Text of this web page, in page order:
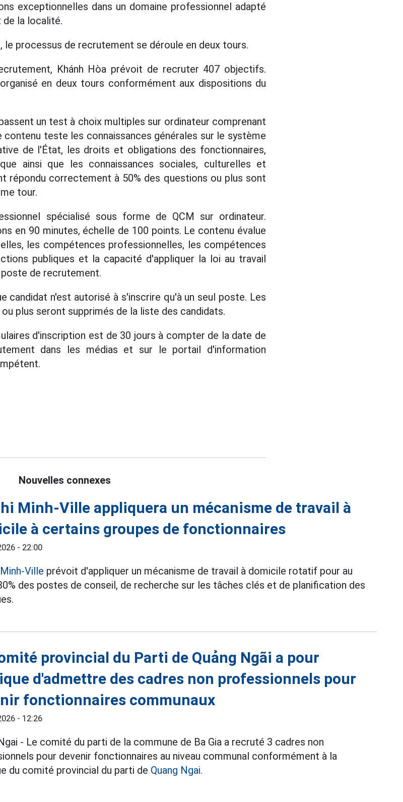
exceptionnelles dans un domaine professionnel adapté
de la localité.
processus de recrutement se déroule en deux tours.
Khánh Hòa prévoit de recruter 407 objectifs.
en deux tours conformément aux dispositions du
un test à choix multiples sur ordinateur comprenant
contenu teste les connaissances générales sur le système
de l'État, les droits et obligations des fonctionnaires,
ainsi que les connaissances sociales, culturelles et
répondu correctement à 50% des questions ou plus sont
tour.
spécialisé sous forme de QCM sur ordinateur.
en 90 minutes, échelle de 100 points. Le contenu évalue
les compétences professionnelles, les compétences
publiques et la capacité d'appliquer la loi au travail
de recrutement.
candidat n'est autorisé à s'inscrire qu'à un seul poste. Les
plus seront supprimés de la liste des candidats.
d'inscription est de 30 jours à compter de la date de
dans les médias et sur le portail d'information
Nouvelles connexes
Minh-Ville appliquera un mécanisme de travail à
à certains groupes de fonctionnaires
- 22:00
Ville prévoit d'appliquer un mécanisme de travail à domicile rotatif pour au
des postes de conseil, de recherche sur les tâches clés et de planification des
provincial du Parti de Quảng Ngãi a pour
d'admettre des cadres non professionnels pour
fonctionnaires communaux
- 12:26
- Le comité du parti de la commune de Ba Gia a recruté 3 cadres non
pour devenir fonctionnaires au niveau communal conformément à la
du comité provincial du parti de Quang Ngai.